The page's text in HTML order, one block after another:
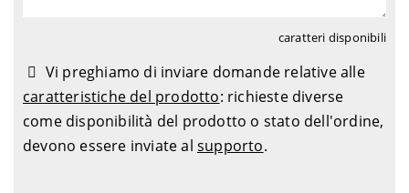
caratteri disponibili
Vi preghiamo di inviare domande relative alle
caratteristiche del prodotto: richieste diverse
come disponibilità del prodotto o stato dell'ordine,
devono essere inviate al supporto.